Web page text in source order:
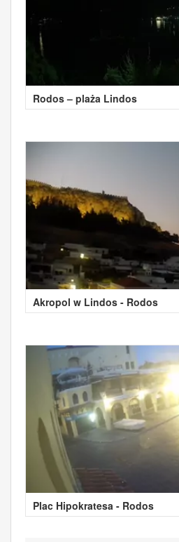
Rodos – plaża Lindos
Akropol w Lindos - Rodos
Plac Hipokratesa - Rodos